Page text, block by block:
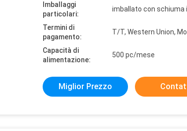
Imballaggi
particolari:
imballato con
Termini di
pagamento:
T/T, Western Union,
Capacità di
alimentazione:
500 pc/mese
Miglior Prezzo